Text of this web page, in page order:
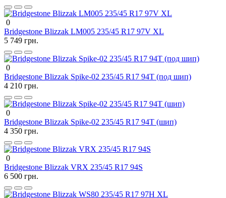
0
Bridgestone Blizzak LM005 235/45 R17 97V XL
5 749 грн.
0
Bridgestone Blizzak Spike-02 235/45 R17 94T (под шип)
4 210 грн.
0
Bridgestone Blizzak Spike-02 235/45 R17 94T (шип)
4 350 грн.
0
Bridgestone Blizzak VRX 235/45 R17 94S
6 500 грн.